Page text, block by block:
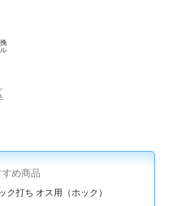
め商品
ク打ち オス用（ホック）